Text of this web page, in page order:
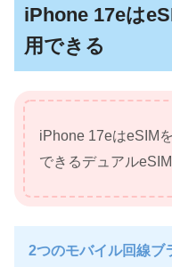
iPhone 17eは
用できる
iPhone 17eはeSIM
できるデュアル
2つのモバイル回線ブ